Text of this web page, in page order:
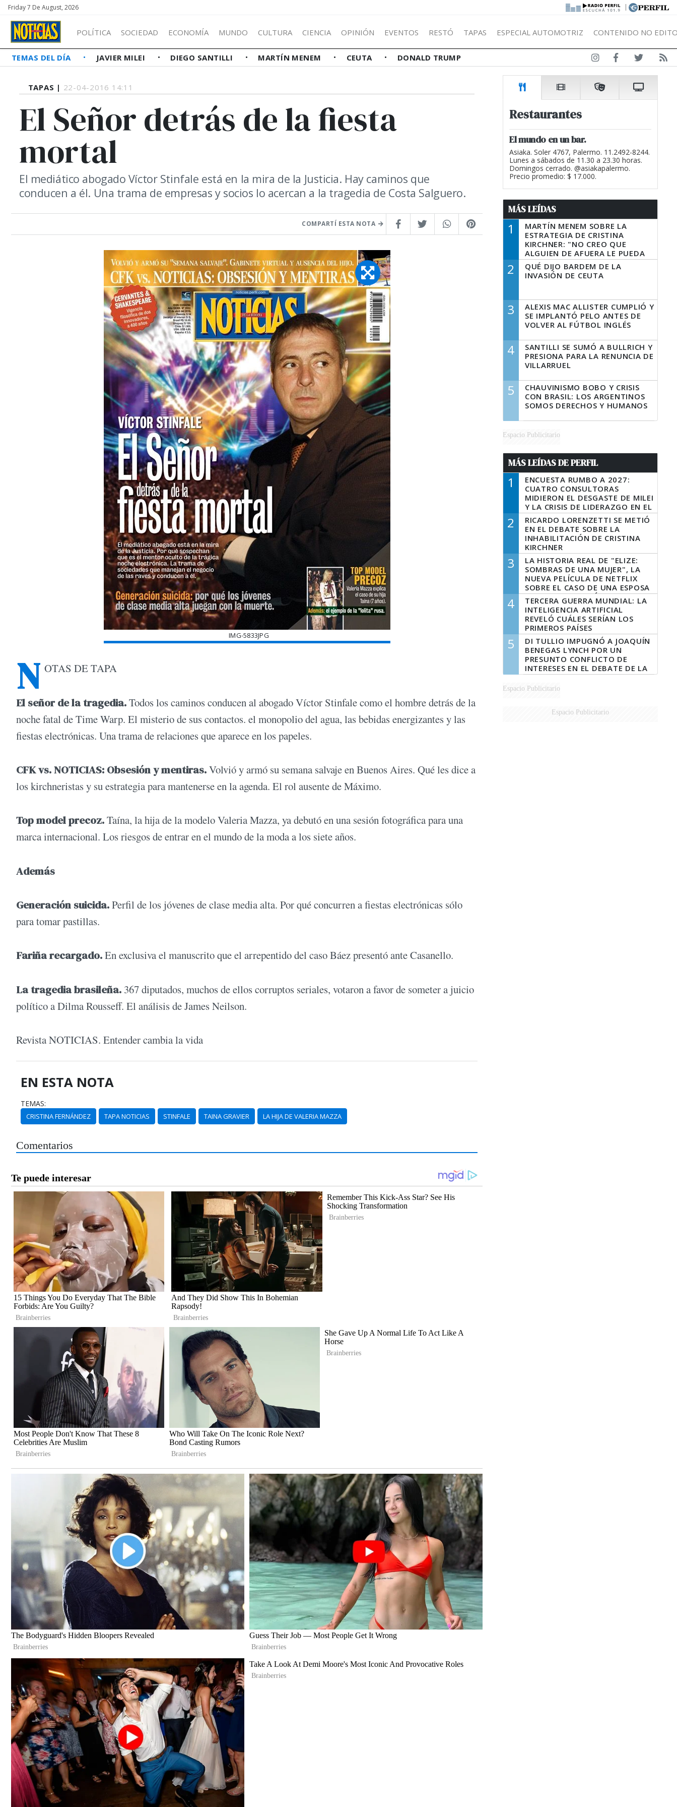
Friday 7 De August, 2026 |
POLÍTICA SOCIEDAD ECONOMÍA MUNDO CULTURA CIENCIA OPINIÓN EVENTOS RESTÓ TAPAS ESPECIAL AUTOMOTRIZ CONTENIDO NO
TEMAS DEL DÍA JAVIER MILEI DIEGO SANTILLI MARTÍN MENEM CEUTA DONALD TRUMP
TAPAS | 22-04-2016 14:11
El Señor detrás de la fiesta
mortal
El mediático abogado Víctor Stinfale está en la mira de la Justicia. Hay caminos que
conducen a él. Una trama de empresas y socios lo acercan a la tragedia de Costa Salguero.
COMPARTÍ ESTA NOTA
IMG-5833JPG
N OTAS DE TAPA
El señor de la tragedia.Todos los caminos conducen al abogado Víctor Stinfale como el hombre detrás de la
noche fatal de Time Warp. El misterio de sus contactos. el monopolio del agua, las bebidas energizantes y las
fiestas electrónicas. Una trama de relaciones que aparece en los papeles.
CFK vs. NOTICIAS: Obsesión y mentiras.Volvió y armó su semana salvaje en Buenos Aires. Qué les dice a
los kirchneristas y su estrategia para mantenerse en la agenda. El rol ausente de Máximo.
Top model precoz.Taína, la hija de la modelo Valeria Mazza, ya debutó en una sesión fotográfica para una
marca internacional. Los riesgos de entrar en el mundo de la moda a los siete años.
Además
Generación suicida.Perfil de los jóvenes de clase media alta. Por qué concurren a fiestas electrónicas sólo
para tomar pastillas.
Fariña recargado.En exclusiva el manuscrito que el arrepentido del caso Báez presentó ante Casanello.
La tragedia brasileña. 367 diputados, muchos de ellos corruptos seriales, votaron a favor de someter a juicio
político a Dilma Rousseff. El análisis de James Neilson.
Revista NOTICIAS. Entender cambia la vida
EN ESTA NOTA
TEMAS:
CRISTINA FERNÁNDEZ TAPA NOTICIAS STINFALE TAINA GRAVIER LA HIJA DE VALERIA MAZZA
Comentarios
Restaurantes
El mundo en un bar.
Asiaka. Soler 4767, Palermo. 11.2492-8244.
Lunes a sábados de 11.30 a 23.30 horas.
Domingos cerrado. @asiakapalermo.
Precio promedio: $ 17.000.
MÁS LEÍDAS
1
MARTÍN MENEM SOBRE LA
ESTRATEGIA DE CRISTINA
KIRCHNER: "NO CREO QUE
ALGUIEN DE AFUERA LE PUEDA
DECIR A LA JUSTICIA LO QUE
TIENE QUE HACER"
2
QUÉ DIJO BARDEM DE LA
INVASIÓN DE CEUTA
3
ALEXIS MAC ALLISTER CUMPLIÓ Y
SE IMPLANTÓ PELO ANTES DE
VOLVER AL FÚTBOL INGLÉS
4
SANTILLI SE SUMÓ A BULLRICH Y
PRESIONA PARA LA RENUNCIA DE
VILLARRUEL
5
CHAUVINISMO BOBO Y CRISIS
CON BRASIL: LOS ARGENTINOS
SOMOS DERECHOS Y HUMANOS
Espacio Publicitario
MÁS LEÍDAS DE PERFIL
1
ENCUESTA RUMBO A 2027:
CUATRO CONSULTORAS
MIDIERON EL DESGASTE DE MILEI
Y LA CRISIS DE LIDERAZGO EN EL
PERONISMO
2
RICARDO LORENZETTI SE METIÓ
EN EL DEBATE SOBRE LA
INHABILITACIÓN DE CRISTINA
KIRCHNER
3
LA HISTORIA REAL DE "ELIZE:
SOMBRAS DE UNA MUJER", LA
NUEVA PELÍCULA DE NETFLIX
SOBRE EL CASO DE UNA ESPOSA
QUE DESCUARTIZÓ A SU
MARIDO
4
TERCERA GUERRA MUNDIAL: LA
INTELIGENCIA ARTIFICIAL
REVELÓ CUÁLES SERÍAN LOS
PRIMEROS PAÍSES
LATINOAMERICANOS EN SER
DERROTADOS
5
DI TULLIO IMPUGNÓ A JOAQUÍN
BENEGAS LYNCH POR UN
PRESUNTO CONFLICTO DE
INTERESES EN EL DEBATE DE LA
LEY DE TIERRAS
Espacio Publicitario
Espacio Publicitario